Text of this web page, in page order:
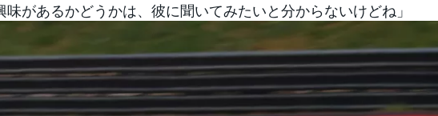
味があるかどうかは、彼に聞いてみたいと分からないけどね」